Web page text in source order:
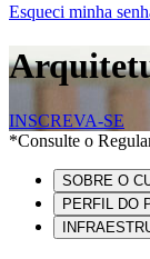
Esqueci minha
INSCREVA-SE
*Consulte o
SOBRE O
PERFIL DO